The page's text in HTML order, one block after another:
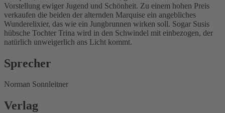
Vorstellung ewiger Jugend und Schönheit. Zu einem hohen Preis
verkaufen die beiden der alternden Marquise ein angebliches
Wunderelixier, das wie ein Jungbrunnen wirken soll. Sogar Susis
hübsche Tochter Trina wird in den Schwindel mit einbezogen, der
natürlich unweigerlich ans Licht kommt.
Sprecher
Norman Sonnleitner
Verlag